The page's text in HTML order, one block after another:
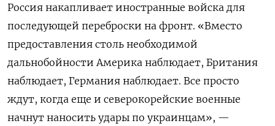
Россия накапливает иностранные войска для
последующей переброски на фронт. «Вместо
предоставления столь необходимой
дальнобойности Америка наблюдает, Британия
наблюдает, Германия наблюдает. Все просто
ждут, когда еще и северокорейские военные
начнут наносить удары по украинцам», —